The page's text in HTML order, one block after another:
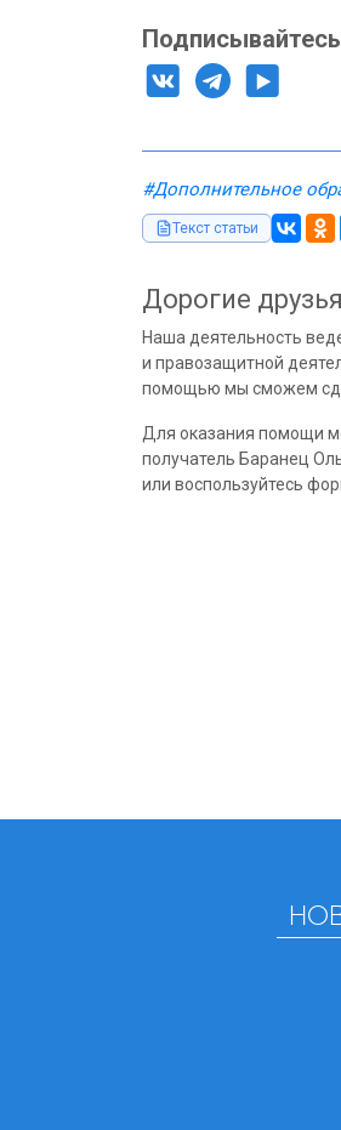
#Дополнительное
Текст статьи
Дорогие
Наша деятельность
и правозащитной
помощью мы сможем
Для оказания помощи
получатель Баранец
или воспользуйтесь